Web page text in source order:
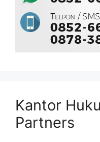
Kantor
Partners